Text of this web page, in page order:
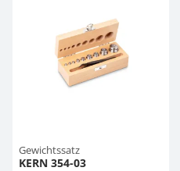
Gewichtssatz
KERN 354-03